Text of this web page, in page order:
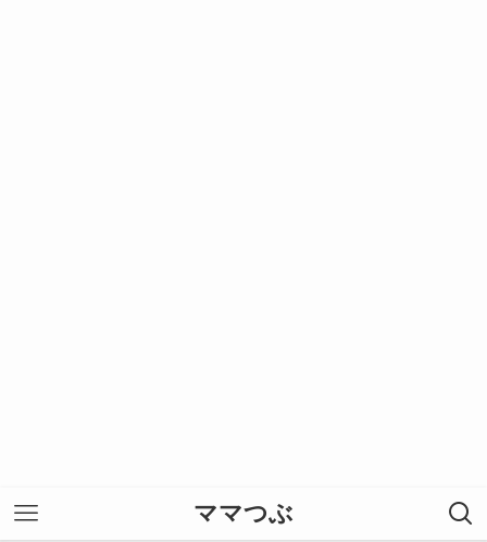
ママつぶ